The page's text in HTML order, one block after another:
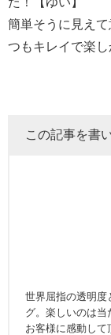
簡単そうに見え
つもキレイで楽し
この記事を書
世界屈指の透明度
グ。楽しいのは当
お客様に感動して